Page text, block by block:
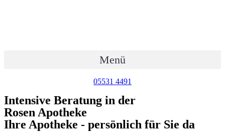
Menü
05531 4491
Intensive Beratung in der
Rosen Apotheke
Ihre Apotheke - persönlich für Sie da